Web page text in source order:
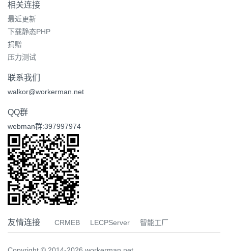
相关连接
最近更新
下载静态PHP
捐赠
压力测试
联系我们
walkor@workerman.net
QQ群
webman群:397997974
友情连接 CRMEB LECPServer 智能工厂